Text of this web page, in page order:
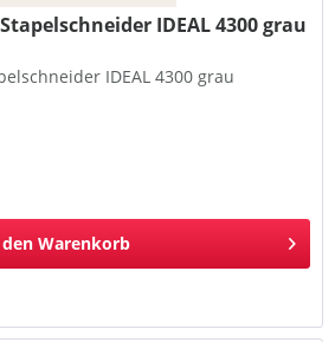
IDEAL 4300 grau
IDEAL 4300 grau
Warenkorb